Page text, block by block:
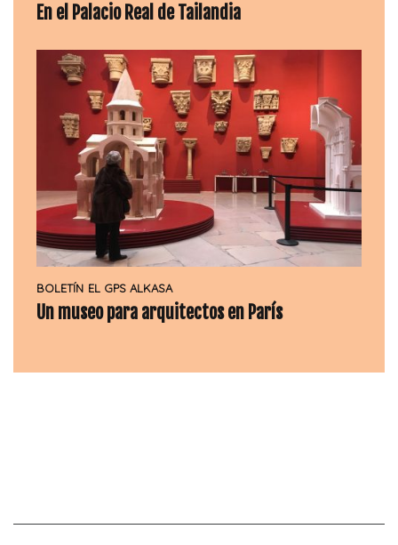
En el Palacio Real de Tailandia
BOLETÍN EL GPS ALKASA
Un museo para arquitectos en París